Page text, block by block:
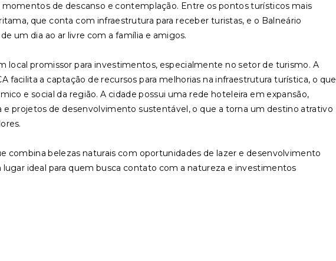
de descanso e contemplação. Entre os pontos turísticos mais
que conta com infraestrutura para receber turistas, e o Balneário
um dia ao ar livre com a família e amigos.
local promissor para investimentos, especialmente no setor de turismo. A
facilita a captação de recursos para melhorias na infraestrutura turística, o que
e social da região. A cidade possui uma rede hoteleira em expansão,
e projetos de desenvolvimento sustentável, o que a torna um destino atrativo
combina belezas naturais com oportunidades de lazer e desenvolvimento
ideal para quem busca contato com a natureza e investimentos